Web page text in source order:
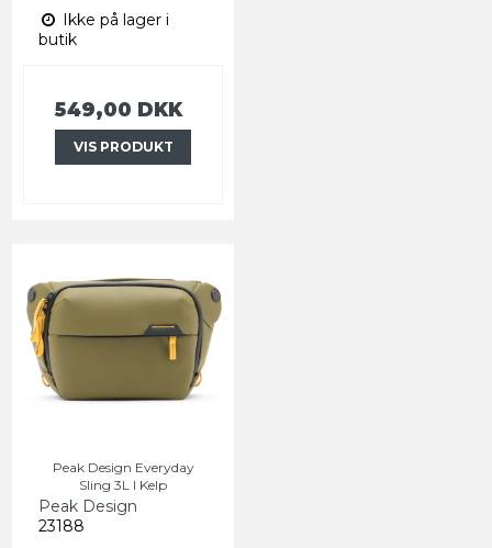
Ikke på lager i
butik
549,00 DKK
VIS PRODUKT
Peak Design Everyday
Sling 3L I Kelp
Peak Design
23188